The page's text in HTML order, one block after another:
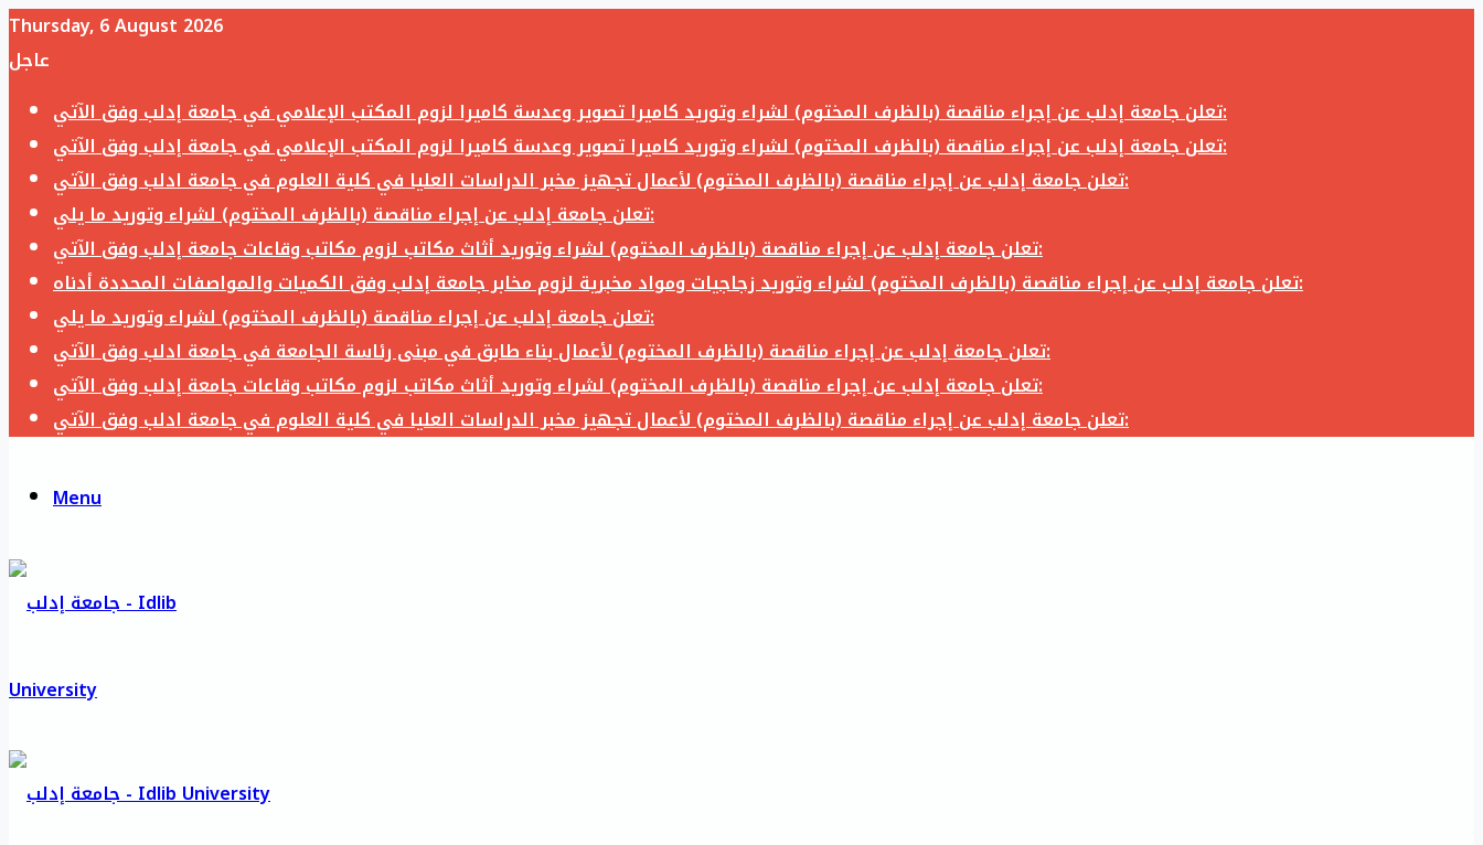
Thursday, 6 August 2026
عاجل
تعلن جامعة إدلب عن إجراء مناقصة (بالظرف المختوم) لشراء وتوريد كاميرا تصوير وعدسة كاميرا لزوم المكتب الإعلامي في جامعة إدلب وفق الآتي:
تعلن جامعة إدلب عن إجراء مناقصة (بالظرف المختوم) لشراء وتوريد كاميرا تصوير وعدسة كاميرا لزوم المكتب الإعلامي في جامعة إدلب وفق الآتي:
تعلن جامعة إدلب عن إجراء مناقصة (بالظرف المختوم) لأعمال تجهيز مخبر الدراسات العليا في كلية العلوم في جامعة ادلب وفق الآتي:
تعلن جامعة إدلب عن إجراء مناقصة (بالظرف المختوم) لشراء وتوريد ما يلي:
تعلن جامعة إدلب عن إجراء مناقصة (بالظرف المختوم) لشراء وتوريد أثاث مكاتب لزوم مكاتب وقاعات جامعة إدلب وفق الآتي:
تعلن جامعة إدلب عن إجراء مناقصة (بالظرف المختوم) لشراء وتوريد زجاجيات ومواد مخبرية لزوم مخابر جامعة إدلب وفق الكميات والمواصفات المحددة أدناه:
تعلن جامعة إدلب عن إجراء مناقصة (بالظرف المختوم) لشراء وتوريد ما يلي:
تعلن جامعة إدلب عن إجراء مناقصة (بالظرف المختوم) لأعمال بناء طابق في مبنى رئاسة الجامعة في جامعة ادلب وفق الآتي:
تعلن جامعة إدلب عن إجراء مناقصة (بالظرف المختوم) لشراء وتوريد أثاث مكاتب لزوم مكاتب وقاعات جامعة إدلب وفق الآتي:
تعلن جامعة إدلب عن إجراء مناقصة (بالظرف المختوم) لأعمال تجهيز مخبر الدراسات العليا في كلية العلوم في جامعة ادلب وفق الآتي:
Menu